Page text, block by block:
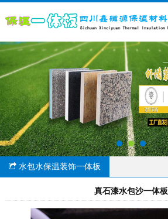
水包水保温装饰一体板
真石漆水包沙一体板